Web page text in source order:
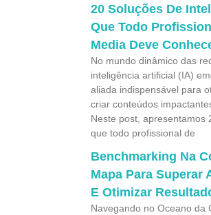
20 Soluções De
Que Todo
Media Deve
No mundo dinâmico das
inteligência artificial (IA)
aliada indispensável para
criar conteúdos
Neste post, apresentamos
que todo profissional de
Benchmarking Na
Mapa Para Superar
E Otimizar
Navegando no Oceano da